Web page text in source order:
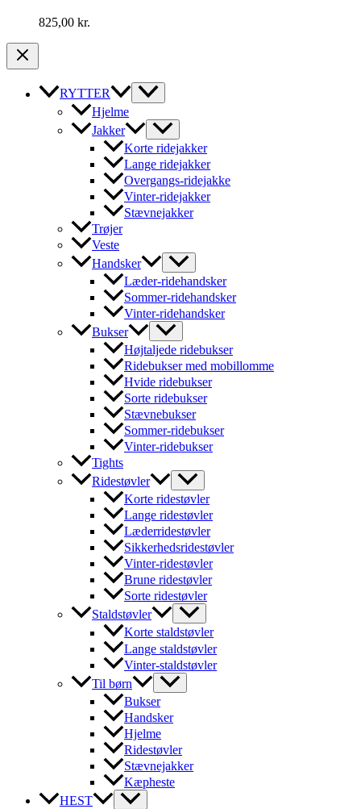
825,00 kr.
RYTTER
Hjelme
Jakker
Korte ridejakker
Lange ridejakker
Overgangs-ridejakke
Vinter-ridejakker
Stævnejakker
Trøjer
Veste
Handsker
Læder-ridehandsker
Sommer-ridehandsker
Vinter-ridehandsker
Bukser
Højtaljede ridebukser
Ridebukser med mobillomme
Hvide ridebukser
Sorte ridebukser
Stævnebukser
Sommer-ridebukser
Vinter-ridebukser
Tights
Ridestøvler
Korte ridestøvler
Lange ridestøvler
Læderridestøvler
Sikkerhedsridestøvler
Vinter-ridestøvler
Brune ridestøvler
Sorte ridestøvler
Staldstøvler
Korte staldstøvler
Lange staldstøvler
Vinter-staldstøvler
Til børn
Bukser
Handsker
Hjelme
Ridestøvler
Stævnejakker
Kæpheste
HEST